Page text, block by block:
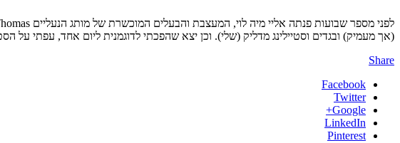
(אך מעמיק) ובגדים וסטיילינג מדליק (שלי). וכן יצא שהפכתי לדוגמנית ליום אחד, עפתי על
Share
Facebook
Twitter
Google+
LinkedIn
Pinterest